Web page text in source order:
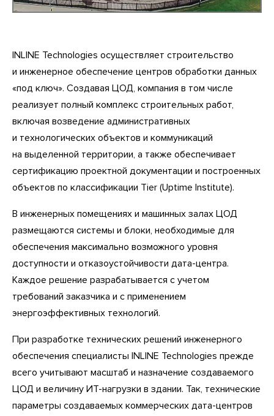
INLINE Technologies осуществляет строительство
и инженерное обеспечение центров обработки данных
«под ключ». Создавая ЦОД, компания в том числе
реализует полный комплекс строительных работ,
включая возведение административных
и технологических объектов и коммуникаций
на выделенной территории, а также обеспечивает
сертификацию проектной документации и построенных
объектов по классификации Tier (Uptime Institute).
В инженерных помещениях и машинных залах ЦОД
размещаются системы и блоки, необходимые для
обеспечения максимально возможного уровня
доступности и отказоустойчивости дата-центра.
Каждое решение разрабатывается с учетом
требований заказчика и с применением
энергоэффективных технологий.
При разработке технических решений инженерного
обеспечения специалисты INLINE Technologies прежде
всего учитывают масштаб и назначение создаваемого
ЦОД и величину ИТ-нагрузки в здании. Так, технические
параметры создаваемых коммерческих дата-центров